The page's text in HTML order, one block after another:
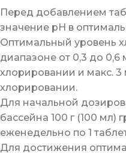
Перед добавлением
значение pH в
Оптимальный уровень
диапазоне от 0,3 до 0,6
хлорировании и макс.
хлорировании.
Для начальной
бассейна 100 г (100 мл)
еженедельно по 1
Для достижения